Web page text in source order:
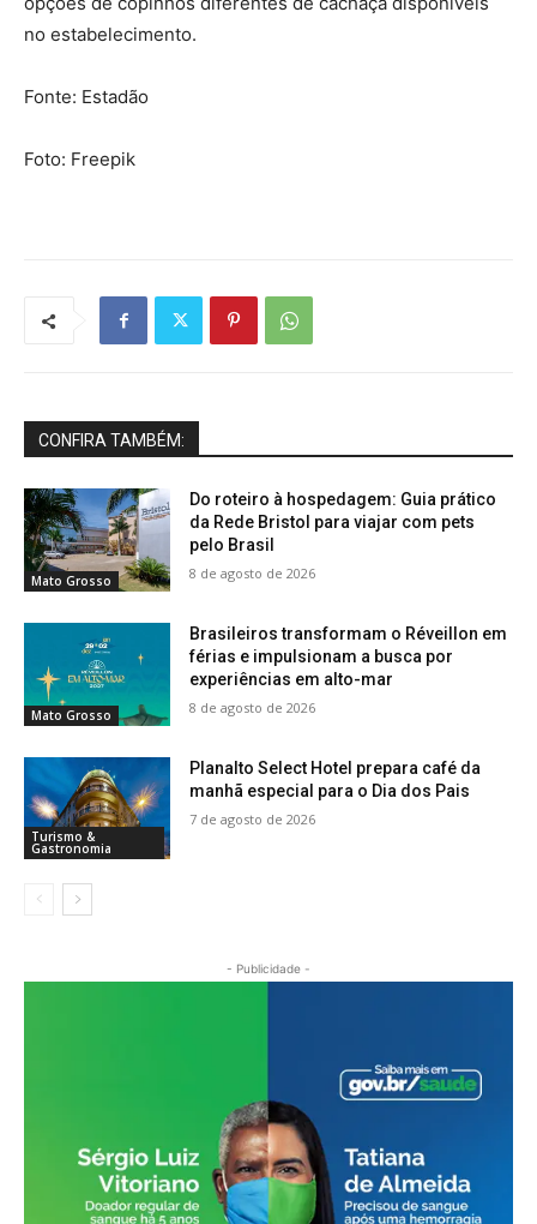
no estabelecimento.
Fonte: Estadão
Foto: Freepik
CONFIRA TAMBÉM:
Mato Grosso
Do roteiro à hospedagem: Guia prático
da Rede Bristol para viajar com pets
pelo Brasil
8 de agosto de 2026
Mato Grosso
Brasileiros transformam o Réveillon em
férias e impulsionam a busca por
experiências em alto-mar
8 de agosto de 2026
Turismo &
Gastronomia
Planalto Select Hotel prepara café da
manhã especial para o Dia dos Pais
7 de agosto de 2026
- Publicidade -